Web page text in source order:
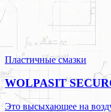
Пластичные смазки
WOLPASIT
Это высыхающее на